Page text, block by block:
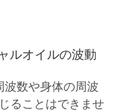
ルオイルの波動
波数や身体の周波
ることはできませ